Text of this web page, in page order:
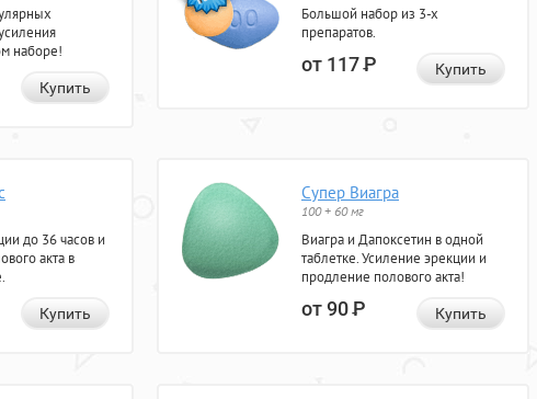
наборе!
Купить
Большой набор из 3-х
препаратов.
от 117Р Купить
до 36 часов и
акта в
Купить
Супер Виагра
100 + 60 мг
Виагра и Дапоксетин в одной
таблетке. Усиление эрекции и
продление полового акта!
от 90Р Купить